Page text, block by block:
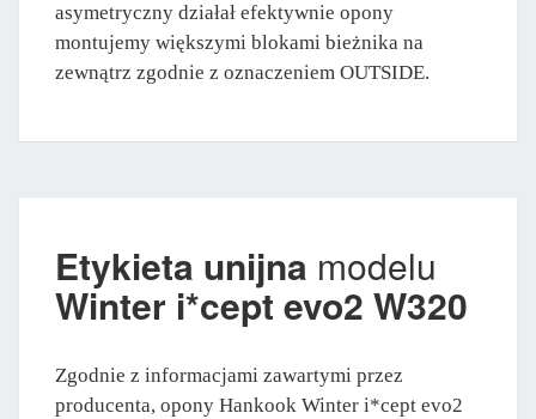
asymetryczny działał efektywnie opony
montujemy większymi blokami bieżnika na
zewnątrz zgodnie z oznaczeniem OUTSIDE.
Etykieta unijna modelu
Winter i*cept evo2 W320
Zgodnie z informacjami zawartymi przez
producenta, opony Hankook Winter i*cept evo2